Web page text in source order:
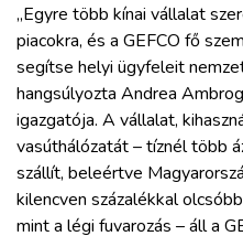
ELLÁTÁSI LÁNC
ZÖLDÚT
HAJÓZÁS
BLOG
„Egyre több kínai vállalat
piacokra, és a GEFCO fő
segítse helyi ügyfeleit
hangsúlyozta Andrea
igazgatója. A vállalat,
vasúthálózatát – tíznél több
szállít, beleértve
kilencven százalékkal
mint a légi fuvarozás – áll a